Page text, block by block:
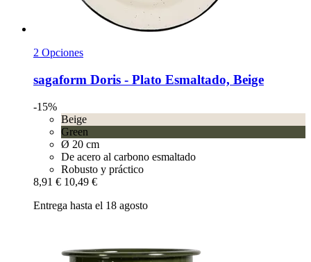
2 Opciones
sagaform Doris -​ Plato Esmaltado, Beige
-15%
Beige
Green
Ø 20 cm
De acero al carbono esmaltado
Robusto y práctico
8,91 € 10,49 €
Entrega hasta el 18 agosto